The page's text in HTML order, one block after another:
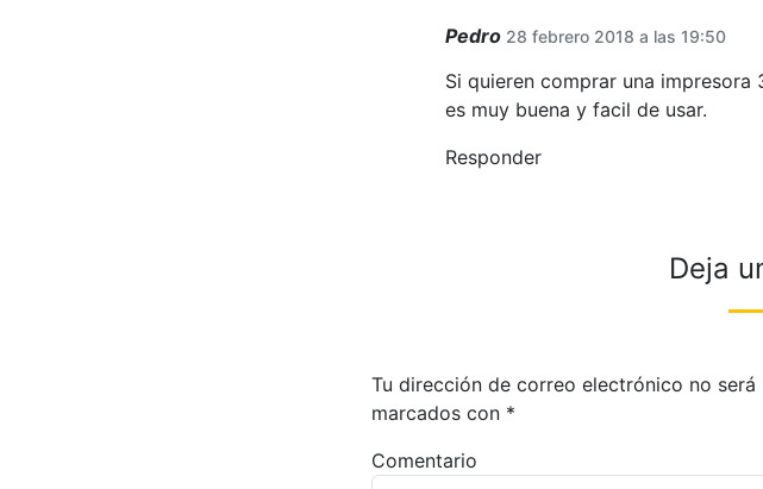
Pedro 28 febrero 2018 a las 19:50
Si quieren comprar una
es muy buena y facil de usar.
Responder
Deja
Tu dirección de correo electrónico no será
marcados con *
Comentario